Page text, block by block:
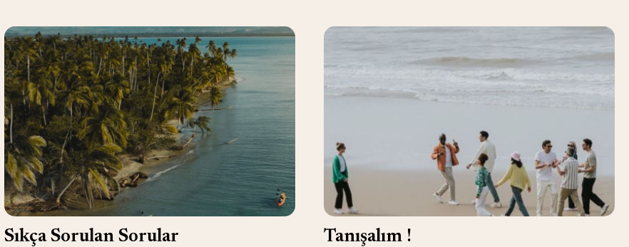
Sıkça Sorulan Sorular Tanışalım !